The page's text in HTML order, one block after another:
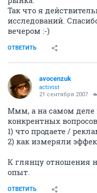
Так что я
исследований.
вечером :-)
ОТВЕТИТЬ
avocenzuk
activist
21 сентября 2007
Ммм, а на самом деле
конкрентных
1) что продаете /
2) как измеряли
К глянцу отношения
опыт.
ОТВЕТИТЬ